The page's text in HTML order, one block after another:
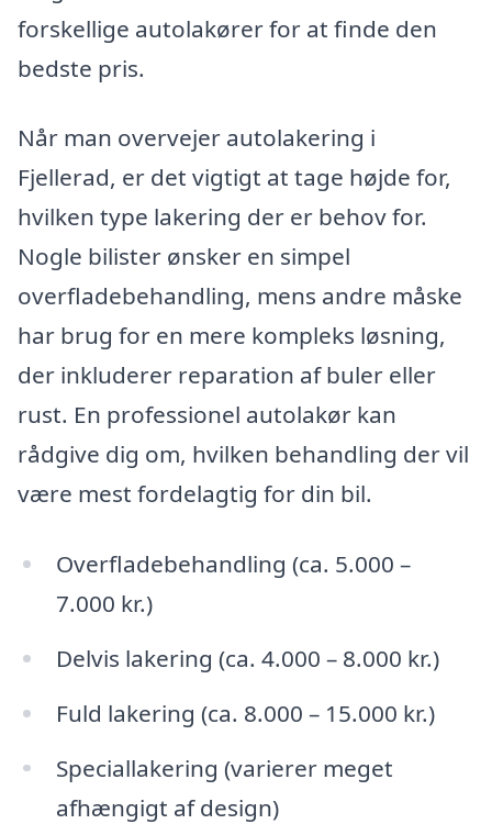
forskellige autolakører for at finde den
bedste pris.
Når man overvejer autolakering i
Fjellerad, er det vigtigt at tage højde for,
hvilken type lakering der er behov for.
Nogle bilister ønsker en simpel
overfladebehandling, mens andre måske
har brug for en mere kompleks løsning,
der inkluderer reparation af buler eller
rust. En professionel autolakør kan
rådgive dig om, hvilken behandling der vil
være mest fordelagtig for din bil.
Overfladebehandling (ca. 5.000 –
7.000 kr.)
Delvis lakering (ca. 4.000 – 8.000 kr.)
Fuld lakering (ca. 8.000 – 15.000 kr.)
Speciallakering (varierer meget
afhængigt af design)